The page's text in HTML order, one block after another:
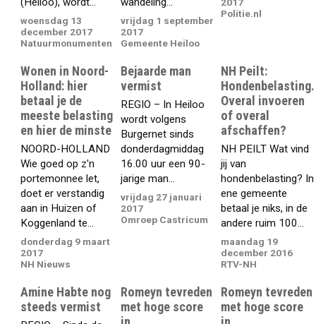
woensdag 13
december 2017
Natuurmonumenten
vrijdag 1 september
2017
Gemeente Heiloo
2017
Politie.nl
Wonen in Noord-
Holland: hier
betaal je de
meeste belasting
en hier de minste
NOORD-HOLLAND
Wie goed op z'n
portemonnee let,
doet er verstandig
aan in Huizen of
Koggenland te...
donderdag 9 maart
2017
NH Nieuws
Bejaarde man
vermist
REGIO – In Heiloo
wordt volgens
Burgernet sinds
donderdagmiddag
16.00 uur een 90-
jarige man...
vrijdag 27 januari
2017
Omroep Castricum
NH Peilt:
Hondenbelasting.
Overal invoeren
of overal
afschaffen?
NH PEILT Wat vind
jij van
hondenbelasting? In
ene gemeente
betaal je niks, in de
andere ruim 100...
maandag 19
december 2016
RTV-NH
Amine Habte nog
steeds vermist
Romeyn tevreden
met hoge score
Romeyn tevreden
met hoge score